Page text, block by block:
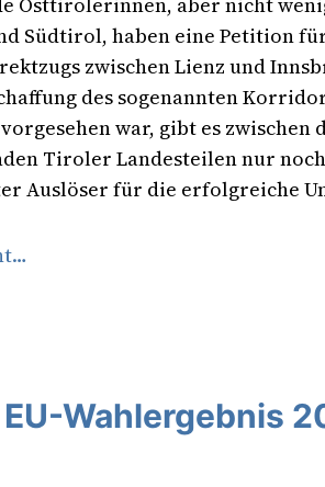
Südtirol, haben eine Petition
zwischen Lienz und
des sogenannten
war, gibt es zwischen
Tiroler Landesteilen nur
Auslöser für die erfolgreiche
Wahlergebnis